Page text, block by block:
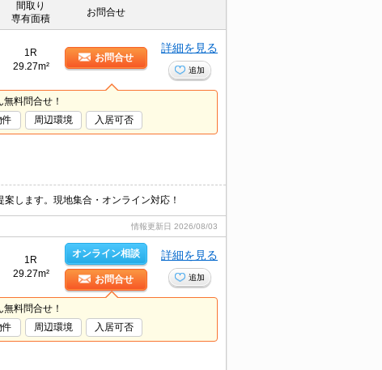
間取り
専有面積
お問合せ
1R
29.27m²
お問合せ
詳細を見る
追加
料問合せ！
件 周辺環境 入居可否
します。現地集合・オンライン対応！
情報更新日 2026/08/03
1R
29.27m²
オンライン相談
お問合せ
詳細を見る
追加
料問合せ！
件 周辺環境 入居可否